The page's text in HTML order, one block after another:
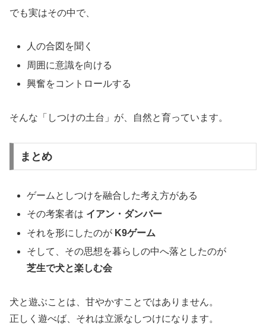
でも実はその中で、
人の合図を聞く
周囲に意識を向ける
興奮をコントロールする
そんな「しつけの土台」が、自然と育っています。
まとめ
ゲームとしつけを融合した考え方がある
その考案者は イアン・ダンバー
それを形にしたのが K9ゲーム
そして、その思想を暮らしの中へ落としたのが
芝生で犬と楽しむ会
犬と遊ぶことは、甘やかすことではありません。
正しく遊べば、それは立派なしつけになります。